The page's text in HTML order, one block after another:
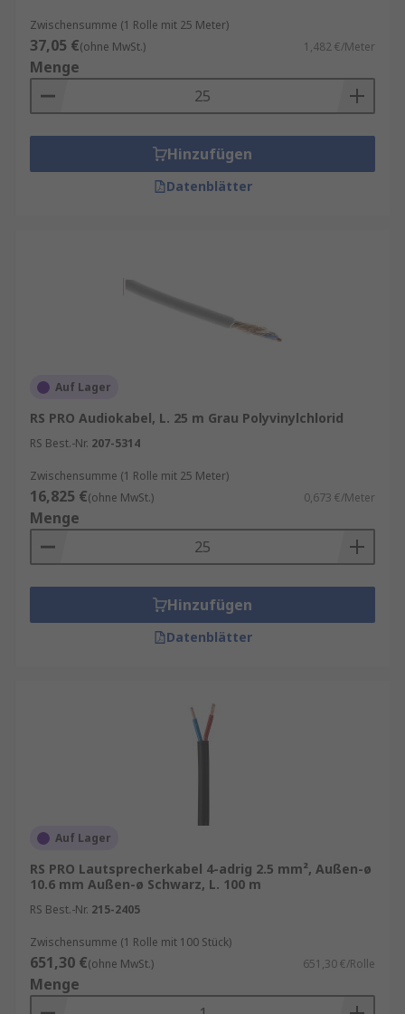
Zwischensumme (1 Rolle mit 25 Meter)
37,05 €(ohne MwSt.) 1,482 €/Meter
Menge
Hinzufügen
Datenblätter
Auf Lager
RS PRO Audiokabel, L. 25 m Grau Polyvinylchlorid
RS Best.-Nr. 207-5314
Zwischensumme (1 Rolle mit 25 Meter)
16,825 €(ohne MwSt.) 0,673 €/Meter
Menge
Hinzufügen
Datenblätter
Auf Lager
RS PRO Lautsprecherkabel 4-adrig 2.5 mm², Außen-ø
10.6 mm Außen-ø Schwarz, L. 100 m
RS Best.-Nr. 215-2405
Zwischensumme (1 Rolle mit 100 Stück)
651,30 €(ohne MwSt.) 651,30 €/Rolle
Menge